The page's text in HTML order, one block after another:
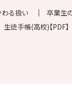
る扱い
卒業生
生徒手帳(高校)【PDF】